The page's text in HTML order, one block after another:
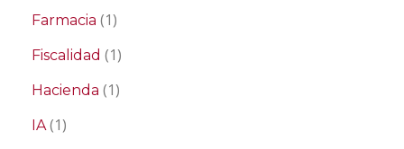
Farmacia (1)
Fiscalidad (1)
Hacienda (1)
IA(1)